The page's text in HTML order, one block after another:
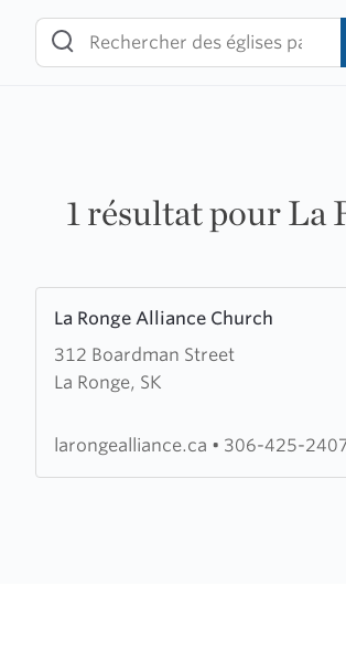
content
1 résultat pour La
La Ronge Alliance Church
312 Boardman Street
La Ronge, SK
more
about
Alliance
larongealliance.ca • 306-425-